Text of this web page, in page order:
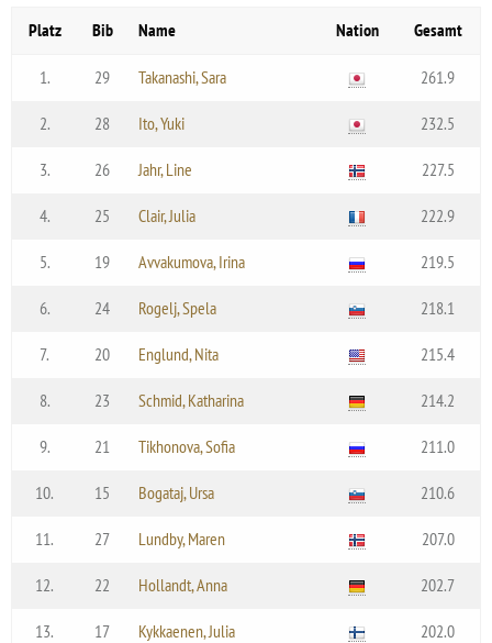
Platz Bib Name Nation Gesamt
1. 29 Takanashi, Sara 261.9
2. 28 Ito, Yuki 232.5
3. 26 Jahr, Line 227.5
4. 25 Clair, Julia 222.9
5. 19 Avvakumova, Irina 219.5
6. 24 Rogelj, Spela 218.1
7. 20 Englund, Nita 215.4
8. 23 Schmid, Katharina 214.2
9. 21 Tikhonova, Sofia 211.0
10. 15 Bogataj, Ursa 210.6
11. 27 Lundby, Maren 207.0
12. 22 Hollandt, Anna 202.7
13. 17 Kykkaenen, Julia 202.0